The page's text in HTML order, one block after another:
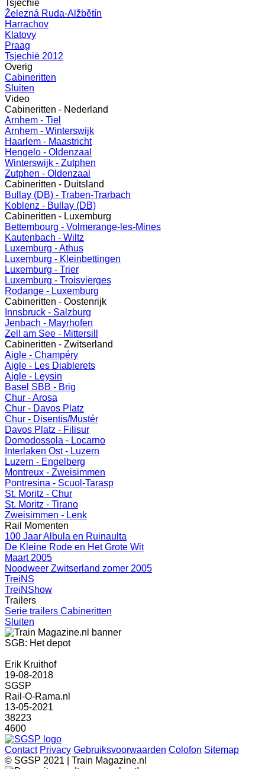
Tsjechië
Železná Ruda-Alžbětín
Harrachov
Klatovy
Praag
Tsjechië 2012
Overig
Cabineritten
Sluiten
Video
Cabineritten - Nederland
Arnhem - Tiel
Arnhem - Winterswijk
Haarlem - Maastricht
Hengelo - Oldenzaal
Winterswijk - Zutphen
Zutphen - Oldenzaal
Cabineritten - Duitsland
Bullay (DB) - Traben-Trarbach
Koblenz - Bullay (DB)
Cabineritten - Luxemburg
Bettembourg - Volmerange-les-Mines
Kautenbach - Wiltz
Luxemburg - Athus
Luxemburg - Kleinbettingen
Luxemburg - Trier
Luxemburg - Troisvierges
Rodange - Luxemburg
Cabineritten - Oostenrijk
Innsbruck - Salzburg
Jenbach - Mayrhofen
Zell am See - Mittersill
Cabineritten - Zwitserland
Aigle - Champéry
Aigle - Les Diablerets
Aigle - Leysin
Basel SBB - Brig
Chur - Arosa
Chur - Davos Platz
Chur - Disentis/Mustér
Davos Platz - Filisur
Domodossola - Locarno
Interlaken Ost - Luzern
Luzern - Engelberg
Montreux - Zweisimmen
Pontresina - Scuol-Tarasp
St. Moritz - Chur
St. Moritz - Tirano
Zweisimmen - Lenk
Rail Momenten
100 Jaar Albula en Ruinaulta
De Kleine Rode en Het Grote Wit
Maart 2005
Noodweer Zwitserland zomer 2005
TreiNS
TreiNShow
Trailers
Serie trailers Cabineritten
Sluiten
SGB: Het depot
Erik Kruithof
19-08-2018
SGSP
Rail-O-Rama.nl
13-05-2021
38223
4600
Contact Privacy Gebruiksvoorwaarden Colofon Sitemap
© SGSP 2021 | Train Magazine.nl